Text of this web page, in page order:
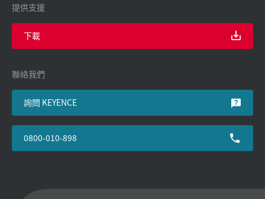
提供支援
下載
聯絡我們
詢問 KEYENCE
0800-010-898